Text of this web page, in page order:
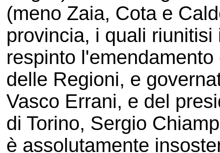
(meno Zaia, Cota e
provincia, i quali
respinto
delle Regioni, e
Vasco Errani, e del
di Torino, Sergio
è assolutamente